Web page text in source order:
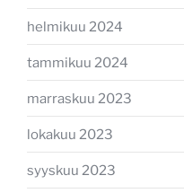
helmikuu 2024
tammikuu 2024
marraskuu 2023
lokakuu 2023
syyskuu 2023